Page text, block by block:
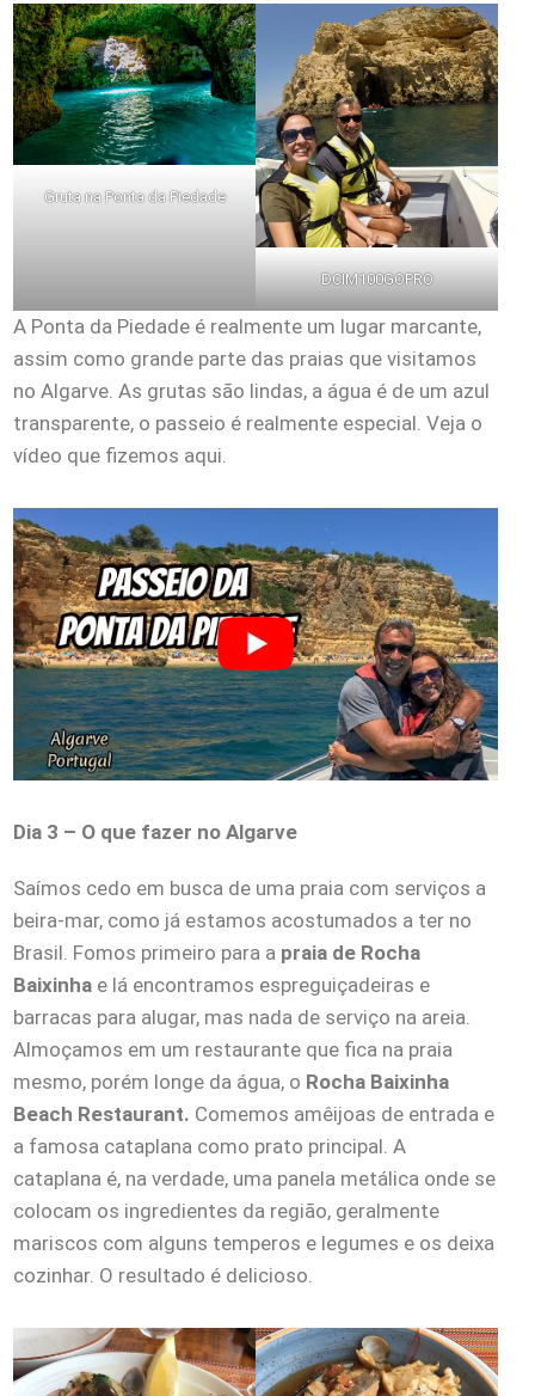
Gruta na Ponta da Piedade
DCIM100GOPRO
A Ponta da Piedade é realmente um lugar marcante,
assim como grande parte das praias que visitamos
no Algarve. As grutas são lindas, a água é de um azul
transparente, o passeio é realmente especial. Veja o
vídeo que fizemos aqui.
Dia 3 – O que fazer no Algarve
Saímos cedo em busca de uma praia com serviços a
beira-mar, como já estamos acostumados a ter no
Brasil. Fomos primeiro para a praia de Rocha
Baixinha e lá encontramos espreguiçadeiras e
barracas para alugar, mas nada de serviço na areia.
Almoçamos em um restaurante que fica na praia
mesmo, porém longe da água, o Rocha Baixinha
Beach Restaurant. Comemos amêijoas de entrada e
a famosa cataplana como prato principal. A
cataplana é, na verdade, uma panela metálica onde se
colocam os ingredientes da região, geralmente
mariscos com alguns temperos e legumes e os deixa
cozinhar. O resultado é delicioso.